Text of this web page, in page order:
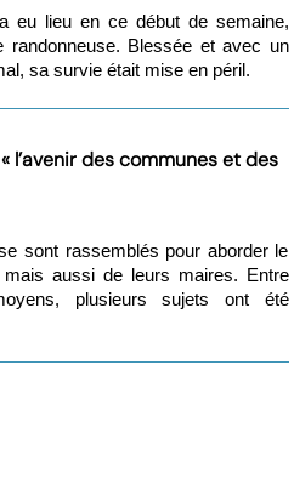
eu lieu en ce début de semaine,
randonneuse. Blessée et avec un
sa survie était mise en péril.
l’avenir des communes et des
sont rassemblés pour aborder le
aussi de leurs maires. Entre
plusieurs sujets ont été